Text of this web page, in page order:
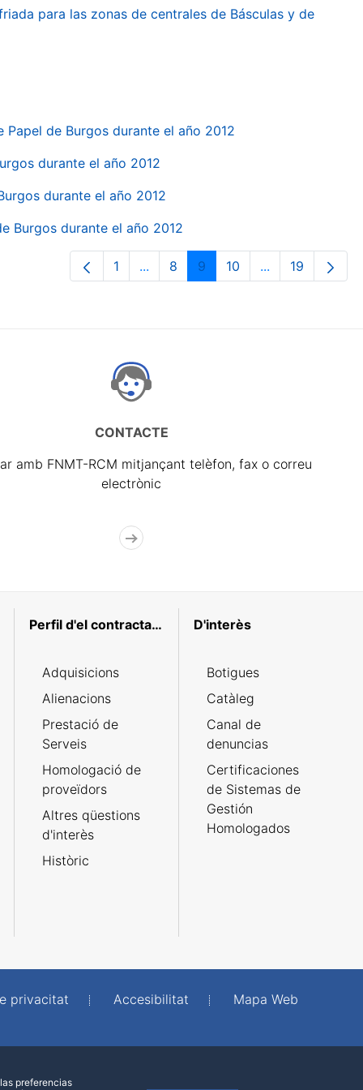
para las zonas de centrales de Básculas y de
de Burgos durante el año 2012
durante el año 2012
durante el año 2012
Burgos durante el año 2012
Pàgina
1 ...Pàgines intermèdies Utilitzeu TAB
Pàgina
8 Pàgina
9 Pàgina
10 ...PàginesPàgina
19
CONTACTE
amb FNMT-RCM mitjançant telèfon, fax o correu
electrònic
Perfil d'el contractant
Adquisicions
Alienacions
Prestació de
Serveis
Homologació de
proveïdors
Altres qüestions
d'interès
Històric
D'interès
Botigues
Catàleg
Canal de
denuncias
Certificaciones
de Sistemas de
Gestión
Homologados
privacitat Accesibilitat
Mapa Web
preferencias